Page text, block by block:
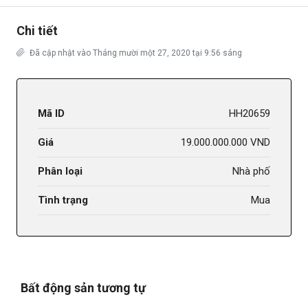
Chi tiết
Đã cập nhật vào Tháng mười một 27, 2020 tại 9:56 sáng
Mã ID HH20659
Giá 19.000.000.000 VND
Phân loại Nhà phố
Tình trạng Mua
Bất động sản tương tự